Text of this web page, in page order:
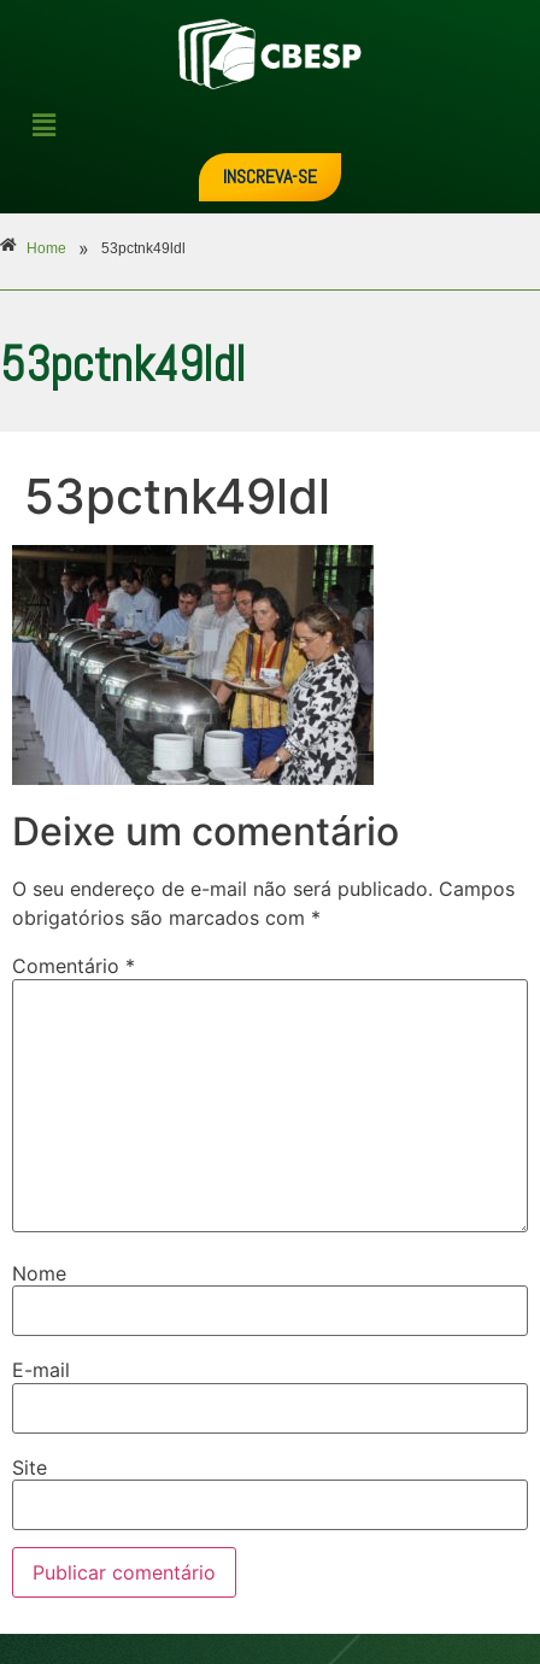
INSCREVA-SE
Home » 53pctnk49ldl
53pctnk49ldl
53pctnk49ldl
Deixe um comentário
O seu endereço de e-mail não será publicado. Campos
obrigatórios são marcados com *
Comentário *
Nome
E-mail
Site